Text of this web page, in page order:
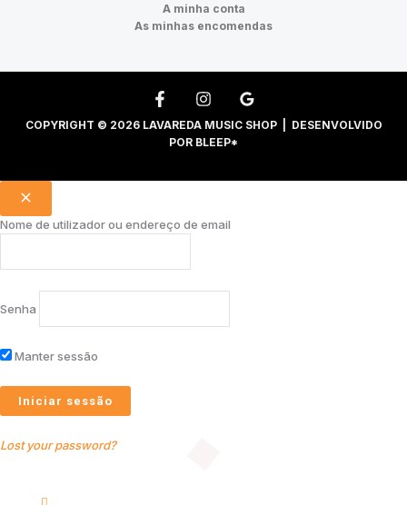
A minha conta
As minhas encomendas
COPYRIGHT © 2026 LAVAREDA MUSIC SHOP | DESENVOLVIDO
POR BLEEP*
Nome de utilizador ou endereço de email
Senha
Manter sessão
Lost your password?